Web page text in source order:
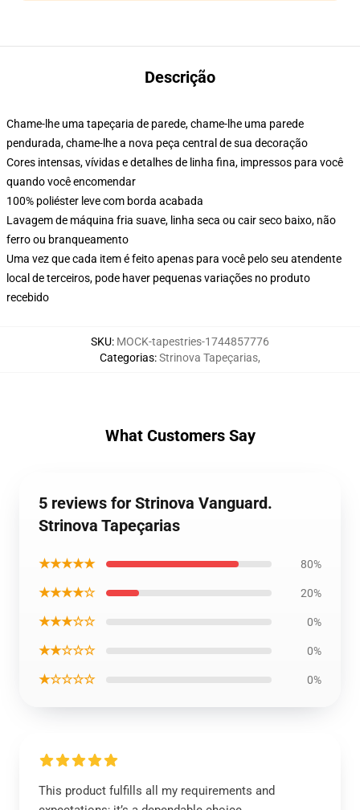
Descrição
Chame-lhe uma tapeçaria de parede, chame-lhe uma parede
pendurada, chame-lhe a nova peça central de sua decoração
Cores intensas, vívidas e detalhes de linha fina, impressos para você
quando você encomendar
100% poliéster leve com borda acabada
Lavagem de máquina fria suave, linha seca ou cair seco baixo, não
ferro ou branqueamento
Uma vez que cada item é feito apenas para você pelo seu atendente
local de terceiros, pode haver pequenas variações no produto
recebido
SKU: MOCK-tapestries-1744857776
Categorias:Strinova Tapeçarias,
What Customers Say
5 reviews for Strinova Vanguard.
Strinova Tapeçarias
★★★★★ 80%
★★★★☆ 20%
★★★☆☆ 0%
★★☆☆☆ 0%
★☆☆☆☆ 0%
This product fulfills all my requirements and